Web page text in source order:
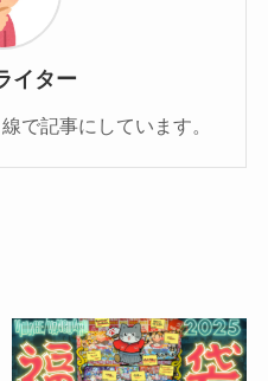
イター
で記事にしています。